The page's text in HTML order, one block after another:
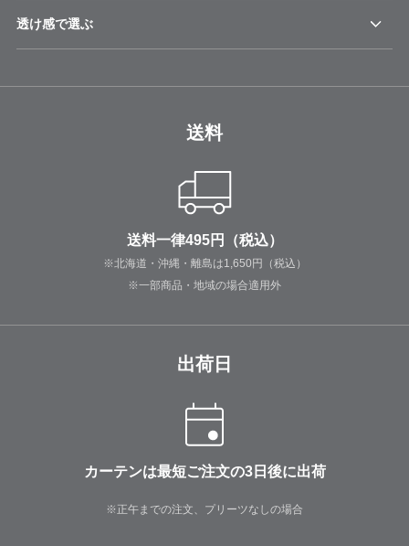
透け感で選ぶ
送料
送料一律495円（税込）
※北海道・沖縄・離島は1,650円（税込）
※一部商品・地域の場合適用外
出荷日
カーテンは最短ご注文の3日後に出荷
※正午までの注文、プリーツなしの場合